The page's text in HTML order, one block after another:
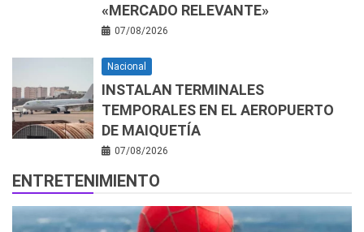
«MERCADO RELEVANTE»
07/08/2026
Nacional
INSTALAN TERMINALES
TEMPORALES EN EL AEROPUERTO
DE MAIQUETÍA
07/08/2026
ENTRETENIMIENTO